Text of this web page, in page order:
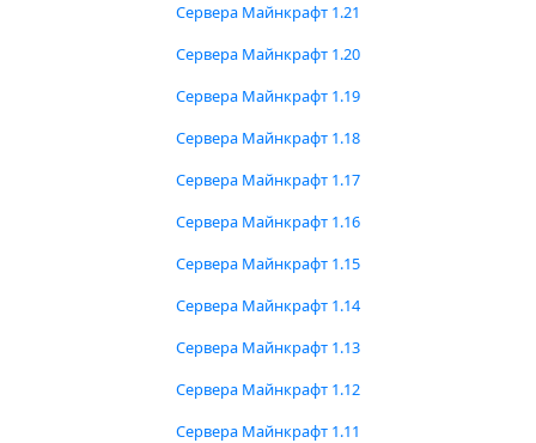
Сервера Майнкрафт 1.21
Сервера Майнкрафт 1.20
Сервера Майнкрафт 1.19
Сервера Майнкрафт 1.18
Сервера Майнкрафт 1.17
Сервера Майнкрафт 1.16
Сервера Майнкрафт 1.15
Сервера Майнкрафт 1.14
Сервера Майнкрафт 1.13
Сервера Майнкрафт 1.12
Сервера Майнкрафт 1.11